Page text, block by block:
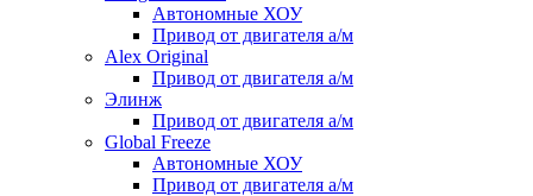
Автономные ХОУ
Привод от двигателя а/м
Alex Original
Привод от двигателя а/м
Элинж
Привод от двигателя а/м
Global Freeze
Автономные ХОУ
Привод от двигателя а/м